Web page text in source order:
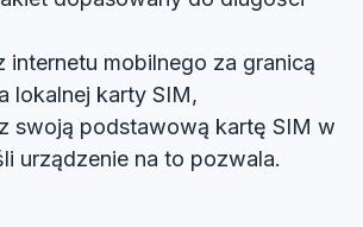
internetu mobilnego za granicą
lokalnej karty SIM,
swoją podstawową kartę SIM w
urządzenie na to pozwala.